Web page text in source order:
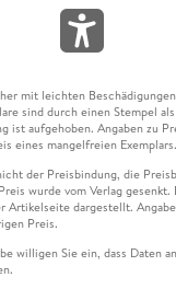
mit leichten
sind durch einen Stempel
ist aufgehoben. Angaben zu
eines mangelfreien Exemplars.
der Preisbindung, die
wurde vom Verlag
Artikelseite dargestellt.
Preis.
willigen Sie ein, dass Daten